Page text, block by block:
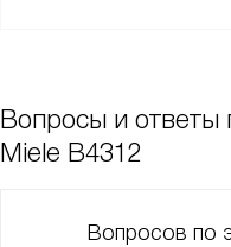
Вопросы и
Miele B4312
Вопросов по